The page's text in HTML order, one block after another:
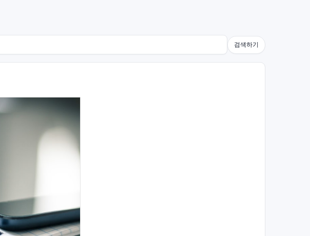
검색하기